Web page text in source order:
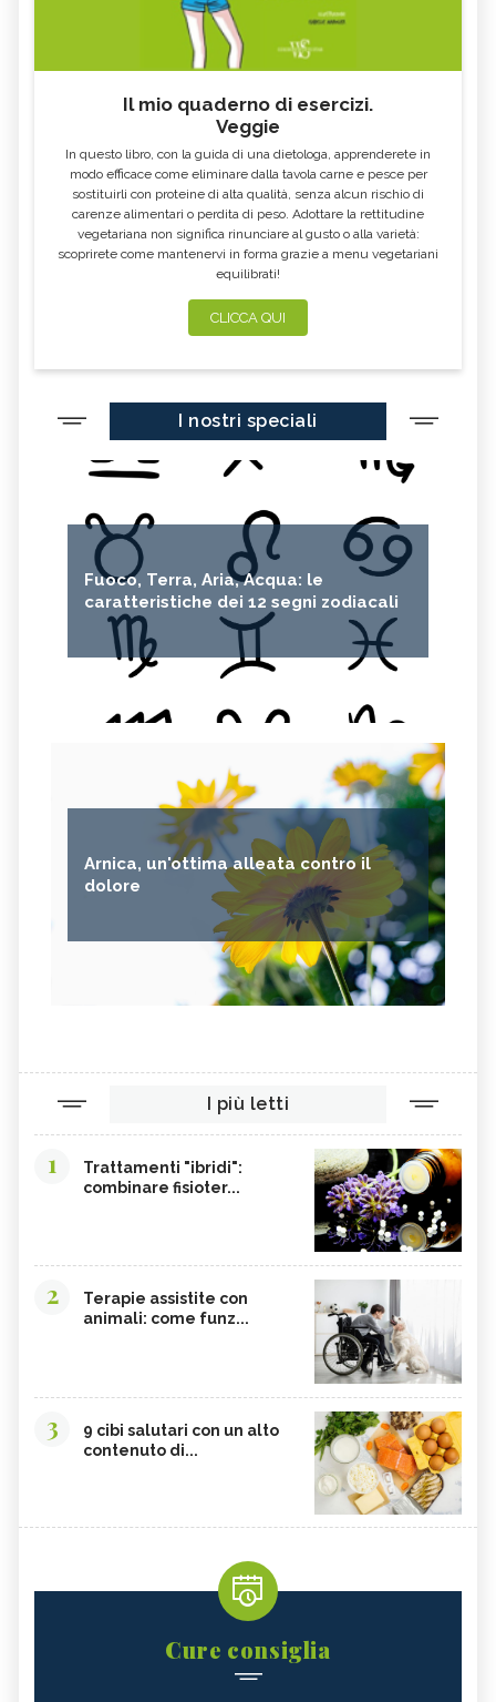
Il mio quaderno di esercizi.
Veggie
In questo libro, con la guida di una dietologa, apprenderete in
modo efficace come eliminare dalla tavola carne e pesce per
sostituirli con proteine di alta qualità, senza alcun rischio di
carenze alimentari o perdita di peso. Adottare la rettitudine
vegetariana non significa rinunciare al gusto o alla varietà:
scoprirete come mantenervi in forma grazie a menu vegetariani
equilibrati!
CLICCA QUI
I nostri speciali
Fuoco, Terra, Aria, Acqua: le
caratteristiche dei 12 segni zodiacali
Arnica, un'ottima alleata contro il
dolore
I più letti
1
Trattamenti "ibridi":
combinare fisioter...
2
Terapie assistite con
animali: come funz...
3
9 cibi salutari con un alto
contenuto di...
Cure consiglia